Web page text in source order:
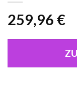
259,96 €